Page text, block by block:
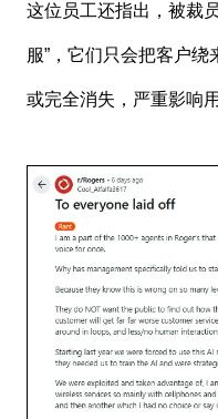
这位员工还指出，被裁
服”，它们只会把客户
或完全消失，严重影响